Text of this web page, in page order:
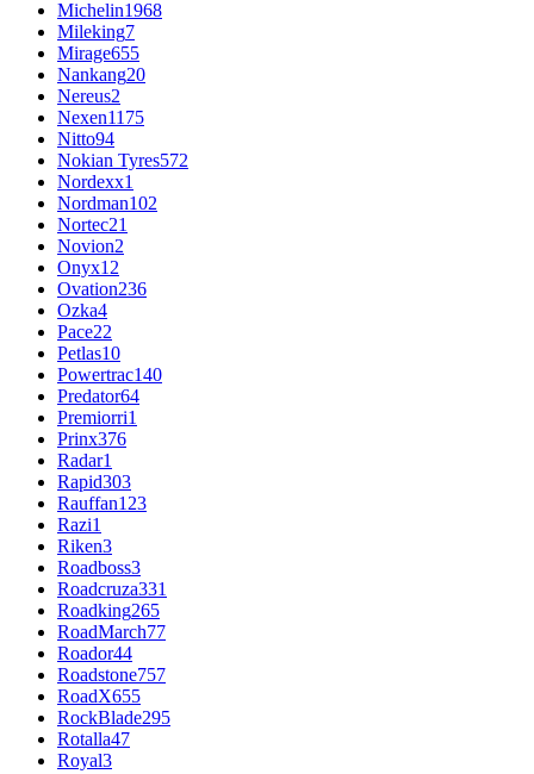
Michelin1968
Mileking7
Mirage655
Nankang20
Nereus2
Nexen1175
Nitto94
Nokian Tyres572
Nordexx1
Nordman102
Nortec21
Novion2
Onyx12
Ovation236
Ozka4
Pace22
Petlas10
Powertrac140
Predator64
Premiorri1
Prinx376
Radar1
Rapid303
Rauffan123
Razi1
Riken3
Roadboss3
Roadcruza331
Roadking265
RoadMarch77
Roador44
Roadstone757
RoadX655
RockBlade295
Rotalla47
Royal3